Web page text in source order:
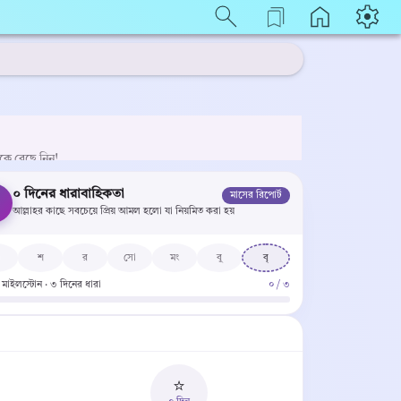
বেছে নিন!
০ দিনের ধারাবাহিকতা
মাসের রিপোর্ট
আল্লাহর কাছে সবচেয়ে প্রিয় আমল হলো যা নিয়মিত করা হয়
শ র সো মং বু বৃ
মাইলস্টোন · ৩ দিনের ধারা ০ / ৩
⭐